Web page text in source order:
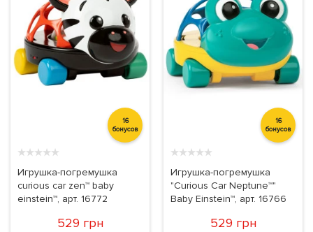
16
бонусов
★★★★★
Игрушка-погремушка
curious car zen™ baby
einstein™, арт. 16772
529 грн
16
бонусов
★★★★★
Игрушка-погремушка
"Curious Car Neptune™"
Baby Einstein™, арт. 16766
529 грн